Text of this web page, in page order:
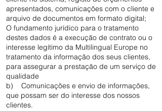
apresentados, comunicações com o cliente e
arquivo de documentos em formato digital;
O fundamento jurídico para o tratamento
destes dados é a execução de contrato ou o
interesse legítimo da Multilingual Europe no
tratamento da informação dos seus clientes,
para assegurar a prestação de um serviço de
qualidade
b) Comunicações e envio de informações,
que possam ser do interesse dos nossos
clientes.